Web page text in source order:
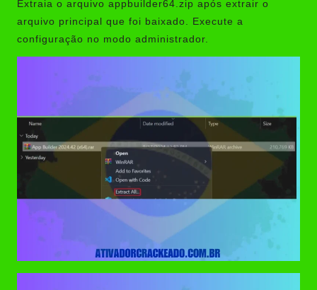
Extraia o arquivo appbuilder64.zip após extrair o
arquivo principal que foi baixado. Execute a
configuração no modo administrador.